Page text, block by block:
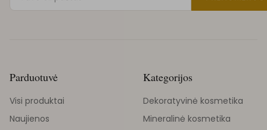
Parduotuvė
Visi produktai
Naujienos
Kategorijos
Dekoratyvinė kosmetika
Mineralinė kosmetika